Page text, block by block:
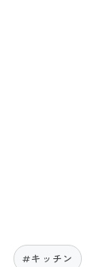
#キッチン